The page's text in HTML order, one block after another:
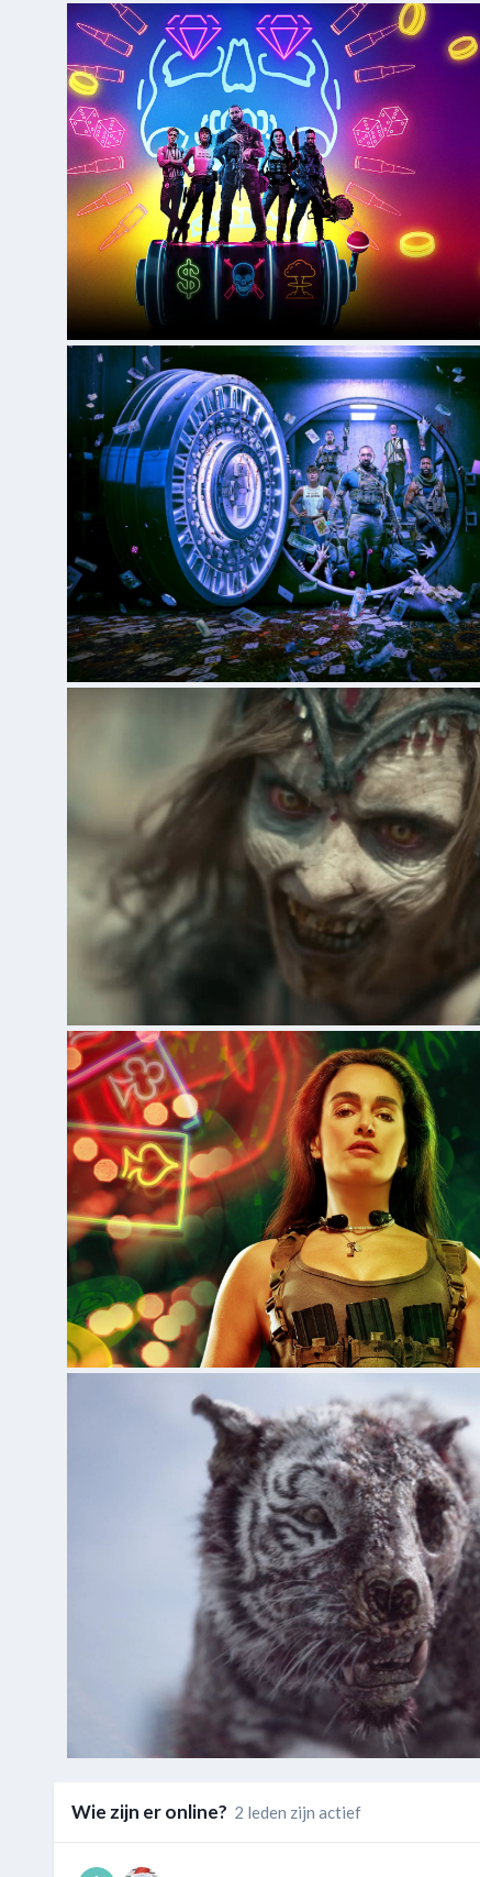
Wie zijn er online? 2 leden zijn actief